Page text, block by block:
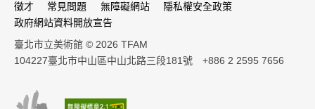
徵才 常見問題 無障礙網站
隱私權安全政策
政府網站資料開放宣告
臺北市立美術館 © 2026 TFAM
104227臺北市中山區中山北路三段181號 +886 2 2595 7656